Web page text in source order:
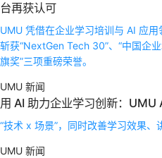
台再获认可
UMU 凭借在企业学习培训与 AI 应
斩获“NextGen Tech 30”、“中国企
旗奖”三项重磅荣誉。
UMU 新闻
用 AI 助力企业学习创新：
“技术 x 场景”，同时改善学习效果、
UMU 新闻